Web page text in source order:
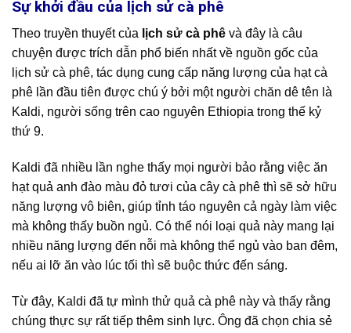
Sự khởi đầu của lịch sử cà phê
Theo truyền thuyết của lịch sử cà phê và đây là câu
chuyện được trích dẫn phổ biến nhất về nguồn gốc của
lịch sử cà phê, tác dụng cung cấp năng lượng của hạt cà
phê lần đầu tiên được chú ý bởi một người chăn dê tên là
Kaldi, người sống trên cao nguyên Ethiopia trong thế kỷ
thứ 9.
Kaldi đã nhiều lần nghe thấy mọi người bảo rằng việc ăn
hạt quả anh đào màu đỏ tươi của cây cà phê thì sẽ sở hữu
năng lượng vô biên, giúp tỉnh táo nguyên cả ngày làm việc
mà không thấy buồn ngủ. Có thể nói loại quả này mang lại
nhiều năng lượng đến nỗi mà không thể ngủ vào ban đêm,
nếu ai lỡ ăn vào lúc tối thì sẽ buộc thức đến sáng.
Từ đây, Kaldi đã tự mình thử quả cà phê này và thấy rằng
chúng thực sự rất tiếp thêm sinh lực. Ông đã chọn chia sẻ